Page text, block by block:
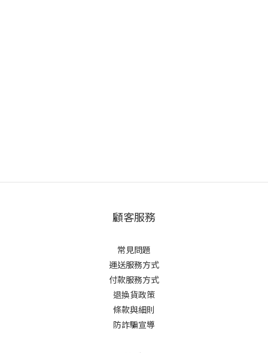
顧客服務
常見問題
運送服務方式
付款服務方式
退換貨政策
條款與細則
防詐騙宣導